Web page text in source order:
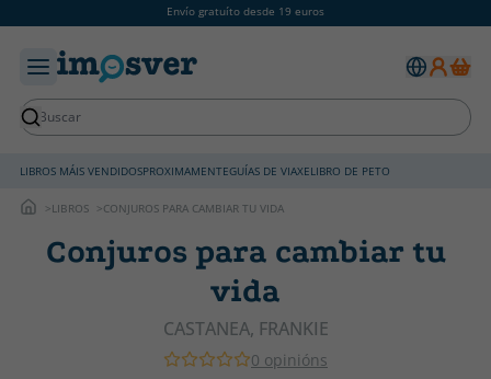
Envío gratuíto desde 19 euros
LIBROS MÁIS VENDIDOSPROXIMAMENTEGUÍAS DE VIAXELIBRO DE PETO
LIBROS CONJUROS PARA CAMBIAR TU VIDA
Conjuros para cambiar tu
vida
CASTANEA, FRANKIE
0 opinións